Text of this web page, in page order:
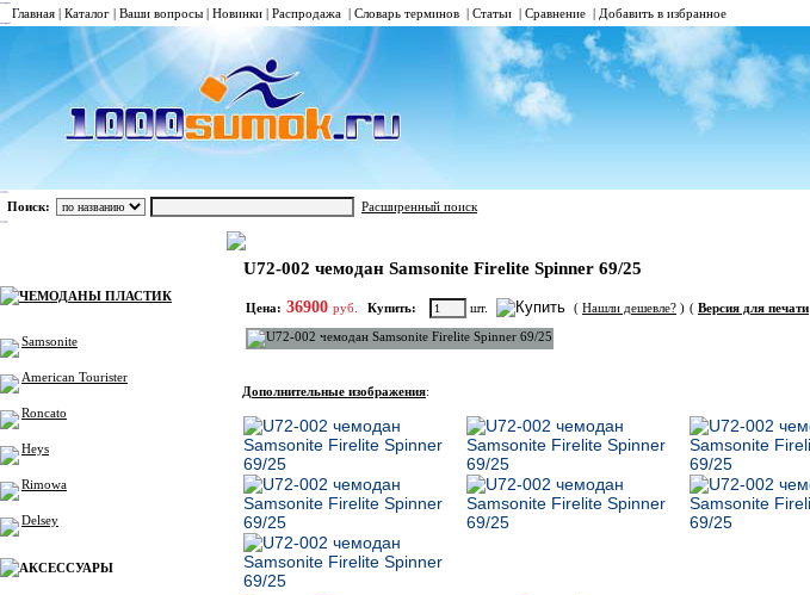
Главная | Каталог | Ваши вопросы | Новинки | Распродажа | Словарь терминов | Статьи | Сравнение | Добавить в избранное
Поиск: Расширенный поиск
ЧЕМОДАНЫ ПЛАСТИК
Samsonite
American Tourister
Roncato
Heys
Rimowa
Delsey
АКСЕССУАРЫ
U72-002 чемодан Samsonite Firelite Spinner 69/25
Цена: 36900 руб. Купить: шт. ( Нашли дешевле? ) ( Версия для печати
Дополнительные изображения: